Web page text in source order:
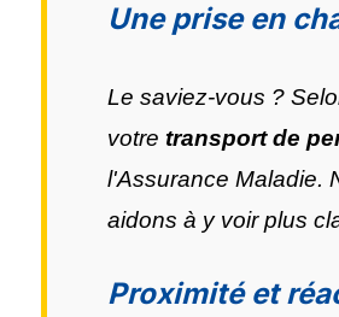
Une prise en
Le saviez-vous ?
votre transport de
l'Assurance Maladie.
aidons à y voir plus
Proximité et